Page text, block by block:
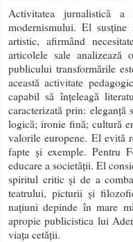
Activitatea jurnalistică a
modernismului. El susține
artistic, afirmând
articolele sale analizează
publicului transformările
această activitate
capabil să înțeleagă
caracterizată prin: eleganță
logică; ironie fină; cultură
valorile europene. El evită
fapte și exemple. Pentru
educare a societății. El
spiritul critic și de a
teatrului, picturii și
națiuni depinde în mare
apropie publicistica lui
viața cetății.